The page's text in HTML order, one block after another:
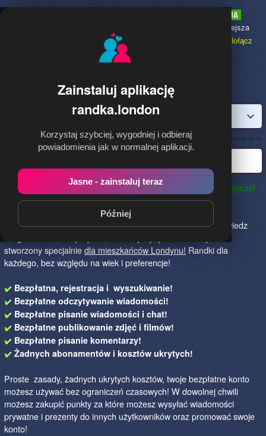
Zainstaluj aplikację
randka.london
Korzystaj szybciej, wygodniej i odbieraj
powiadomienia jak w normalnej aplikacji.
Jasne - zainstaluj teraz
Później
to najpopularniejsza
dołącz
Randka.london to najlepszy sposób na poznanie nowych przyjaciół
w Londynie!Określ czego szukasz i skończ z samotnością!
Znajdziesz tu osoby szukające miłości lub przygody, chętne
na randkę, imprezę i spotkanie na żywo! Dołącz do nas, powiedz
stworzony specjalniedla mieszkańców Londynu! Randki dla
każdego, bez względu na wiek i preferencje!
Bezpłatna, rejestracja i wyszukiwanie!
Bezpłatne odczytywanie wiadomości!
Bezpłatne pisanie wiadomości i chat!
Bezpłatne publikowanie zdjęć i filmów!
Bezpłatne pisanie komentarzy!
Żadnych abonamentów i kosztów ukrytych!
Proste zasady, żadnych ukrytych kosztów, twoje bezpłatne konto
możesz używać bez ograniczeń czasowych! W dowolnej chwili
możesz zakupić punkty za które możesz wysyłać wiadomości
prywatne i prezenty do innych użytkowników oraz promować swoje
konto!